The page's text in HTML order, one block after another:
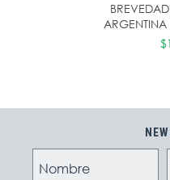
ARGENTINA